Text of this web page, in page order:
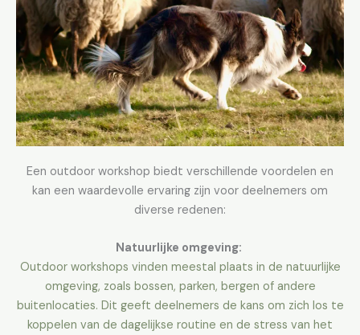
Een outdoor workshop biedt verschillende voordelen en
kan een waardevolle ervaring zijn voor deelnemers om
diverse redenen:
Natuurlijke omgeving:
Outdoor workshops vinden meestal plaats in de natuurlijke
omgeving, zoals bossen, parken, bergen of andere
buitenlocaties. Dit geeft deelnemers de kans om zich los te
koppelen van de dagelijkse routine en de stress van het